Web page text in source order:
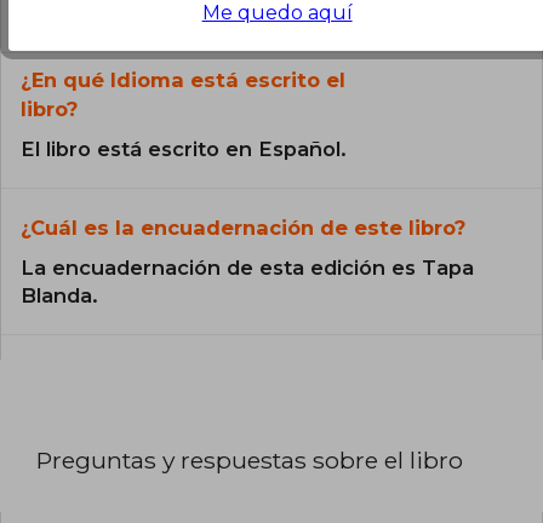
catálogo son Originales.
¿En qué Idioma está escrito el
libro?
El libro está escrito en Español.
¿Cuál es la encuadernación de este libro?
La encuadernación de esta edición es Tapa
Blanda.
Preguntas y respuestas sobre el libro
Me quedo aquí